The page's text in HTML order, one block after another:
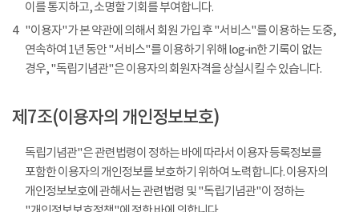
이를 통지하고, 소명할 기회를 부여합니다.
4
"이용자"가 본 약관에 의해서 회원 가입 후 "서비스"를 이용하는 도중,
연속하여 1년 동안 "서비스"를 이용하기 위해 log-in한 기록이 없는
경우, "독립기념관"은 이용자의 회원자격을 상실시킬 수 있습니다.
제7조(이용자의 개인정보보호)
독립기념관"은 관련법령이 정하는 바에 따라서 이용자 등록정보를
포함한 이용자의 개인정보를 보호하기 위하여 노력합니다. 이용자의
개인정보보호에 관해서는 관련법령 및 "독립기념관"이 정하는